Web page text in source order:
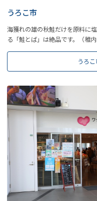
うろこ市
海獲れの雄の秋鮭だけを原料に
る「鮭とば」は絶品です。（稚内
うろ